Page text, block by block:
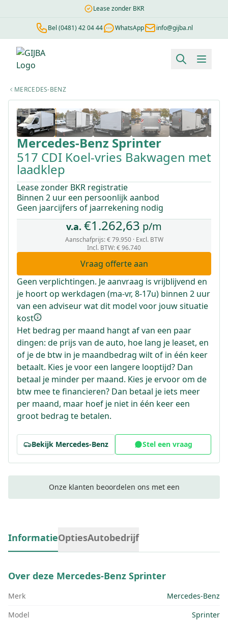
Lease zonder BKR
Bel (0481) 42 04 44 WhatsApp info@gijba.nl
Financial lease berekenen
MERCEDES-BENZ
Mercedes-BenzSprinter
517 CDI Koel-vries Bakwagen met
laadklep
Lease zonder BKR registratie
Binnen 2 uur een persoonlijk aanbod
Geen jaarcijfers of jaarrekening nodig
v.a. €1.262,63 p/m
Aanschafprijs:€ 79.950· Excl. BTW
Incl. BTW:€ 96.740
Vraag offerte aan
Geen verplichtingen. Je aanvraag is vrijblijvend en
je hoort op werkdagen (ma-vr, 8-17u) binnen 2 uur
van een adviseur wat dit model voor jouw situatie
kost
Het bedrag per maand hangt af van een paar
dingen: de prijs van de auto, hoe lang je leaset, en
of je de btw in je maandbedrag wilt of in één keer
betaalt. Kies je voor een langere looptijd? Dan
betaal je minder per maand. Kies je ervoor om de
btw mee te financieren? Dan betaal je iets meer
per maand, maar hoef je niet in één keer een
groot bedrag te betalen.
Bekijk Mercedes-Benz Stel een vraag
Onze klanten beoordelen ons met een
InformatieOptiesAutobedrijf
Over deze Mercedes-Benz Sprinter
Merk
Mercedes-Benz
Model
Sprinter